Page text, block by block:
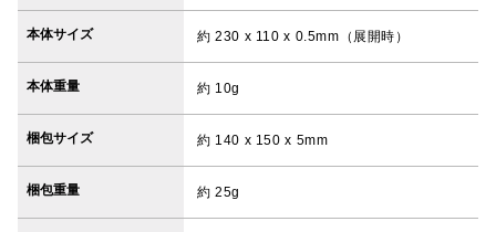
本体サイズ 約 230 x 110 x 0.5mm（展開時）
本体重量 約 10g
梱包サイズ 約 140 x 150 x 5mm
梱包重量 約 25g